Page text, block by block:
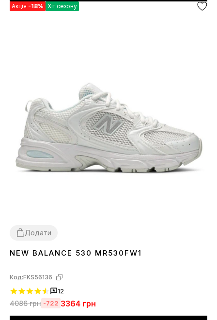
Акція -18% Хіт сезону
Додати
3637 3839404142 434445
NEW BALANCE 530 MR530FW1
Код:FKS56136
12
4086грн -722 3364 грн